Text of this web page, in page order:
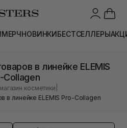
МЕРЧНОВИНКИБЕСТСЕЛЛЕРЫ
в линейке ELEMIS
Collagen
косметики
в линейке ELEMIS Pro-Collagen